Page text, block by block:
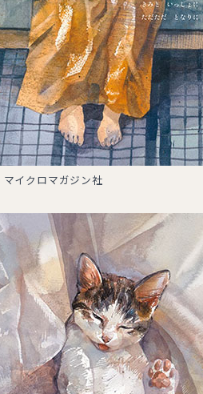
マイクロマガジン社